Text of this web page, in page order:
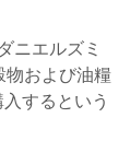
ニエルズミ
物および油糧
するという